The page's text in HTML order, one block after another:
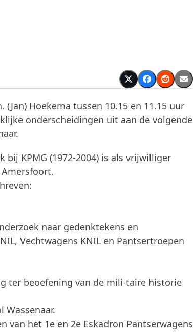
Hoekema tussen 10.15 en 11.15 uur
onderscheidingen uit aan de volgende
KPMG (1972-2004) is als vrijwilliger
naar gedenktekens en
Vechtwagens KNIL en Pantsertroepen
ter beoefening van de mili-taire historie
Wassenaar.
van het 1e en 2e Eskadron Pantserwagens